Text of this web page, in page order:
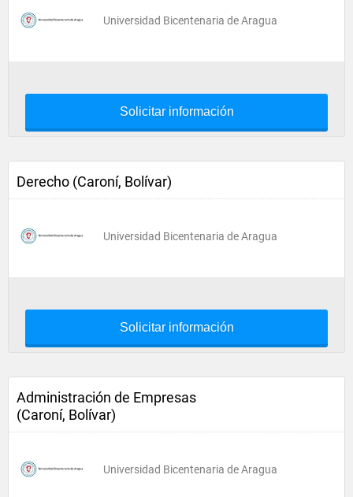
Universidad Bicentenaria de Aragua
Solicitar información
Derecho (Caroní, Bolívar)
Universidad Bicentenaria de Aragua
Solicitar información
Administración de Empresas
(Caroní, Bolívar)
Universidad Bicentenaria de Aragua